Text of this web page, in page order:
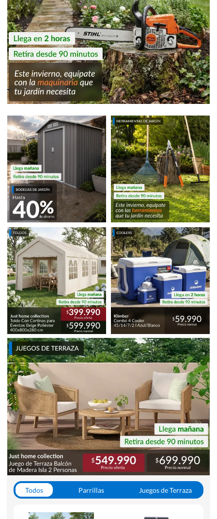
Todos Parrillas
Juegos de Terraza